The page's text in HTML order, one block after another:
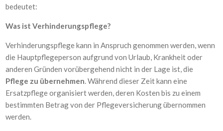
bedeutet:
Was ist Verhinderungspflege?
Verhinderungspflege kann in Anspruch genommen werden, wenn
die Hauptpflegeperson aufgrund von Urlaub, Krankheit oder
anderen Gründen vorübergehend nicht in der Lage ist, die
Pflege zu übernehmen. Während dieser Zeit kann eine
Ersatzpflege organisiert werden, deren Kosten bis zu einem
bestimmten Betrag von der Pflegeversicherung übernommen
werden.